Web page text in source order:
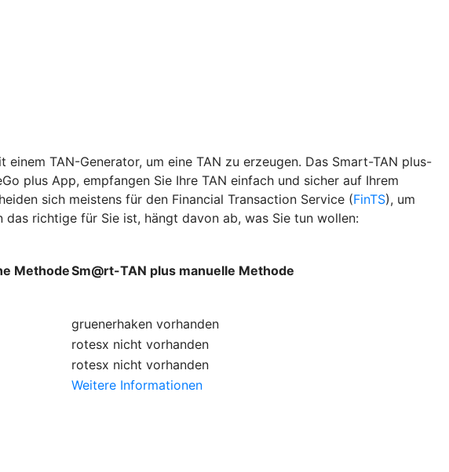
TAN-Generator, um eine TAN zu erzeugen. Das Smart-TAN plus-
plus App, empfangen Sie Ihre TAN einfach und sicher auf Ihrem
sich meistens für den Financial Transaction Service (FinTS), um
das richtige für Sie ist, hängt davon ab, was Sie tun wollen:
MethodeSm@rt-TAN plus manuelle Methode
gruenerhaken vorhanden
rotesx nicht vorhanden
rotesx nicht vorhanden
Weitere Informationen